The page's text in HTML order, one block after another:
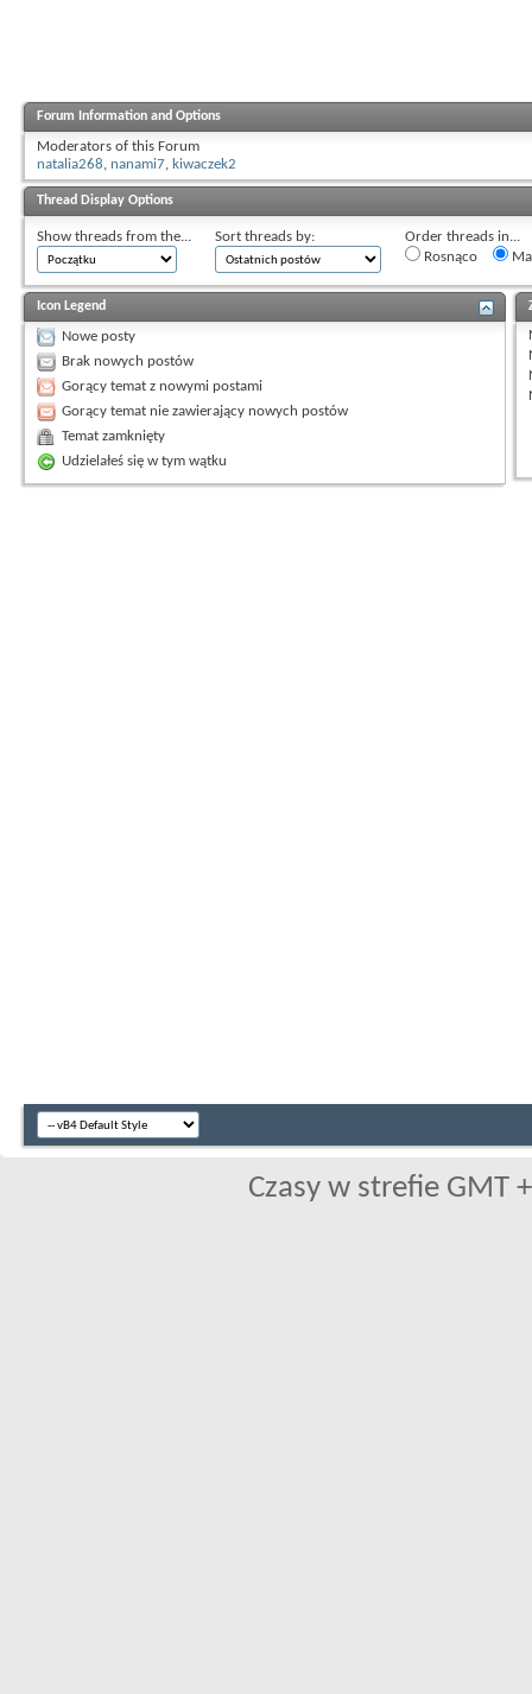
Forum Information and Options
Moderators of this Forum
natalia268, nanami7, kiwaczek2
Thread Display Options
Show threads from the... Sort threads by:
Order threads in...
Rosnąco
Icon Legend
Nowe posty
Brak nowych postów
Gorący temat z nowymi postami
Gorący temat nie zawierający nowych postów
Temat zamknięty
Udzielałeś się w tym wątku
Czasy w strefie GMT